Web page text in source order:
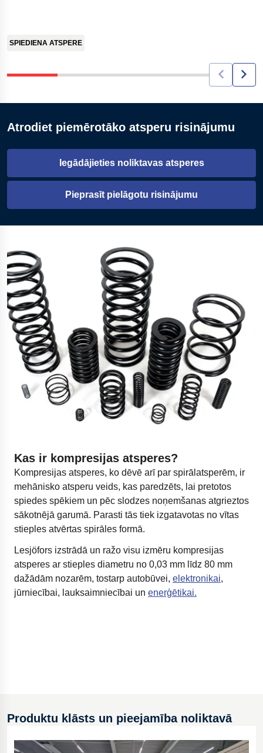
SPIEDIENA ATSPERE
Atrodiet piemērotāko atsperu risinājumu
Iegādājieties noliktavas atsperes
Atveras jaunā cilnē
Pieprasīt pielāgotu risinājumu
Kas ir kompresijas atsperes?
Kompresijas atsperes, ko dēvē arī par spirālatsperēm, ir
mehānisko atsperu veids, kas paredzēts, lai pretotos
spiedes spēkiem un pēc slodzes noņemšanas atgrieztos
sākotnējā garumā. Parasti tās tiek izgatavotas no vītas
stieples atvērtas spirāles formā.
Lesjöfors izstrādā un ražo visu izmēru kompresijas
atsperes ar stieples diametru no 0,03 mm līdz 80 mm
dažādām nozarēm, tostarp autobūvei, elektronikai,
jūrniecībai, lauksaimniecībai un enerģētikai.
Produktu klāsts un pieejamība noliktavā